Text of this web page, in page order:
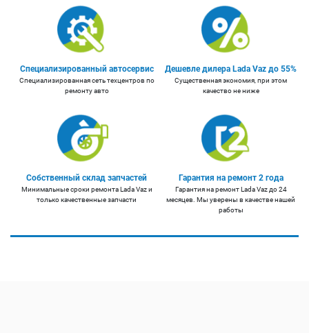
Специализированный автосервис
Специализированная сеть техцентров по
ремонту авто
Дешевле дилера Lada Vaz до 55%
Существенная экономия, при этом
качество не ниже
Собственный склад запчастей
Минимальные сроки ремонта Lada Vaz и
только качественные запчасти
Гарантия на ремонт 2 года
Гарантия на ремонт Lada Vaz до 24
месяцев. Мы уверены в качестве нашей
работы